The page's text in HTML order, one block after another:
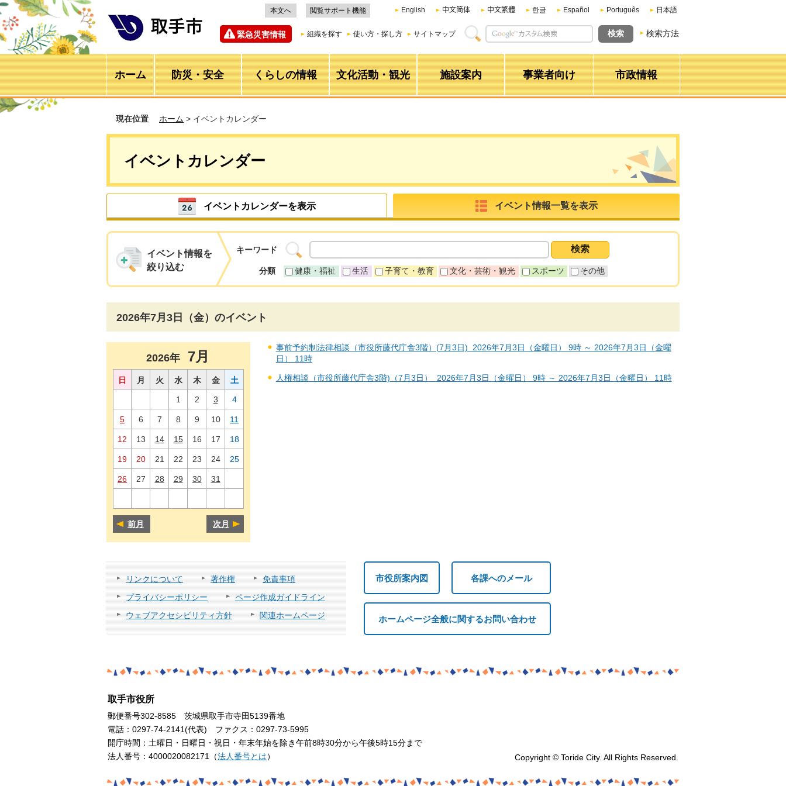
本文へ 閲覧サポート機能 English 中文简体 中文繁體 한글 Español Português 日本語
緊急災害情報 組織を探す 使い方・探し方 サイトマップ 検索方法
ホーム 防災・安全 くらしの情報 文化活動・観光 施設案内 事業者向け 市政情報
現在位置 ホーム > イベントカレンダー
イベントカレンダー
イベントカレンダーを表示 イベント情報一覧を表示
イベント情報を
絞り込む
キーワード
分類 健康・福祉 生活 子育て・教育 文化・芸術・観光 スポーツ その他
2026年7月3日（金）のイベント
2026年 7月
日 月 火 水 木 金 土
1 2 3 4
5 6 7 8 9 10 11
12 13 14 15 16 17 18
19 20 21 22 23 24 25
26 27 28 29 30 31
前月 次月
事前予約制法律相談（市役所藤代庁舎3階）(7月3日) 2026年7月3日（金曜日） 9時 ～ 2026年7月3日（金曜
日） 11時
人権相談（市役所藤代庁舎3階)（7月3日） 2026年7月3日（金曜日） 9時 ～ 2026年7月3日（金曜日） 11時
リンクについて 著作権
免責事項
プライバシーポリシー
ページ作成ガイドライン
ウェブアクセシビリティ方針
関連ホームページ
市役所案内図 各課へのメール
ホームページ全般に関するお問い合わせ
取手市役所
郵便番号302-8585 茨城県取手市寺田5139番地
電話：0297-74-2141(代表) ファクス：0297-73-5995
開庁時間：土曜日・日曜日・祝日・年末年始を除き午前8時30分から午後5時15分まで
法人番号：4000020082171（法人番号とは） Copyright © Toride City. All Rights Reserved.